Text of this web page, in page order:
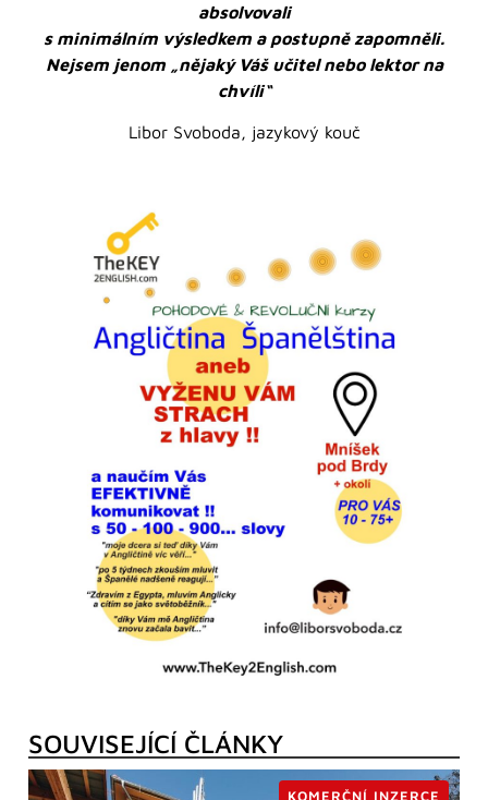
absolvovali
s minimálním výsledkem a postupně zapomněli.
Nejsem jenom „nějaký Váš učitel nebo lektor na
chvíli“
Libor Svoboda, jazykový kouč
SOUVISEJÍCÍ ČLÁNKY
KOMERČNÍ INZERCE